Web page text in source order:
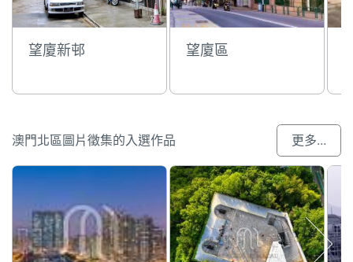
望廈新邨 望廈區
澳門北區圖片徵集的入選作品 更多...